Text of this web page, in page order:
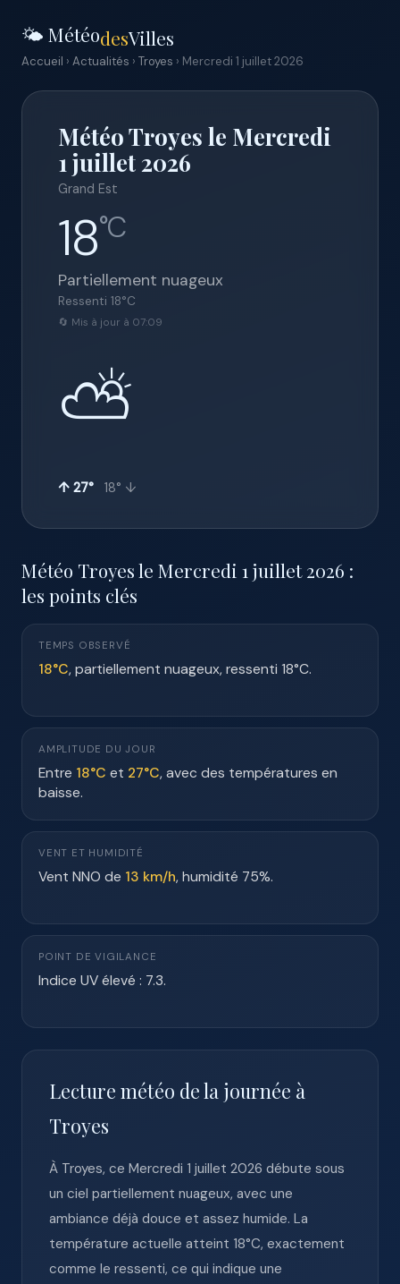
🌤️ MétéodesVilles
Accueil › Actualités › Troyes › Mercredi 1 juillet 2026
Météo Troyes le Mercredi
1 juillet 2026
Grand Est
18°C
Partiellement nuageux
Ressenti 18°C
🔄 Mis à jour à 07:09
⛅
↑ 27° 18° ↓
Météo Troyes le Mercredi 1 juillet 2026 :
les points clés
TEMPS OBSERVÉ
18°C, partiellement nuageux, ressenti 18°C.
AMPLITUDE DU JOUR
Entre 18°C et 27°C, avec des températures en
baisse.
VENT ET HUMIDITÉ
Vent NNO de 13 km/h, humidité 75%.
POINT DE VIGILANCE
Indice UV élevé : 7.3.
Lecture météo de la journée à
Troyes
À Troyes, ce Mercredi 1 juillet 2026 débute sous
un ciel partiellement nuageux, avec une
ambiance déjà douce et assez humide. La
température actuelle atteint 18°C, exactement
comme le ressenti, ce qui indique une